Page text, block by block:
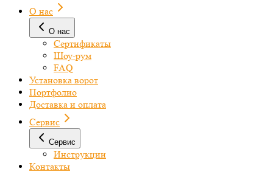
О нас
О нас
Сертификаты
Шоу-рум
FAQ
Установка ворот
Портфолио
Доставка и оплата
Сервис
Сервис
Инструкции
Контакты